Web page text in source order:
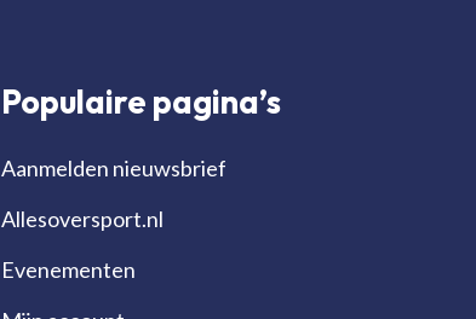
Populaire pagina’s
Aanmelden nieuwsbrief
Allesoversport.nl
Evenementen